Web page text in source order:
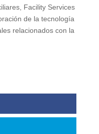
Facility Services
de la tecnología
relacionados con la